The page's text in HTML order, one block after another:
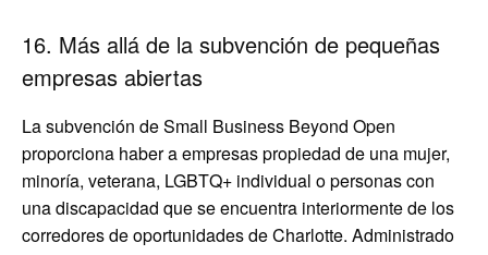
16. Más allá de la subvención de pequeñas
empresas abiertas
La subvención de Small Business Beyond Open
proporciona haber a empresas propiedad de una mujer,
minoría, veterana, LGBTQ+ individual o personas con
una discapacidad que se encuentra interiormente de los
corredores de oportunidades de Charlotte. Administrado